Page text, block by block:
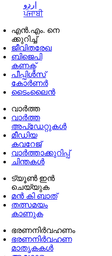
اردو
ਪੰਜਾਬੀ
എൻ.എം. നെ
ക്കുറിച്ച്
ജീവിതരേഖ
ബിജെപി
കണക്ട്
പീപ്പിൾസ്
കോർണർ
ടൈംലൈൻ
വാർത്ത
വാർത്ത
അപ്ഡേറ്റുകൾ
മീഡിയ
കവറേജ്
വാർത്താക്കുറിപ്പ്
ചിന്തകൾ
ട്യൂൺ ഇൻ
ചെയ്യുക
മൻ കി ബാത്
തത്സമയം
കാണുക
ഭരണനിര്‍വഹണം
ഭരണനിര്‍വഹണ
മാതൃകകൾ